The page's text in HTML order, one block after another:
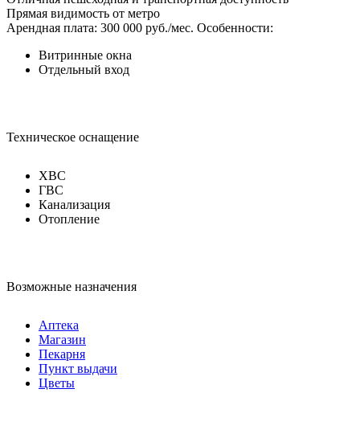
Прямая видимость от метро
Арендная плата: 300 000 руб./мес. Особенности:
Витринные окна
Отдельный вход
Техническое оснащение
ХВС
ГВС
Канализация
Отопление
Возможные назначения
Аптека
Магазин
Пекарня
Пункт выдачи
Цветы